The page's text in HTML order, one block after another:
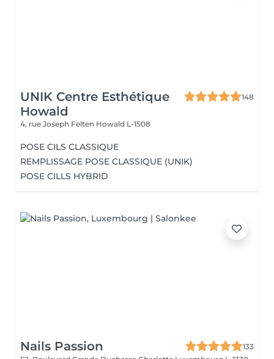
UNIK Centre Esthétique
Howald
148
4, rue Joseph Felten Howald L-1508
POSE CILS CLASSIQUE
REMPLISSAGE POSE CLASSIQUE (UNIK)
POSE CILLS HYBRID
Nails Passion
133